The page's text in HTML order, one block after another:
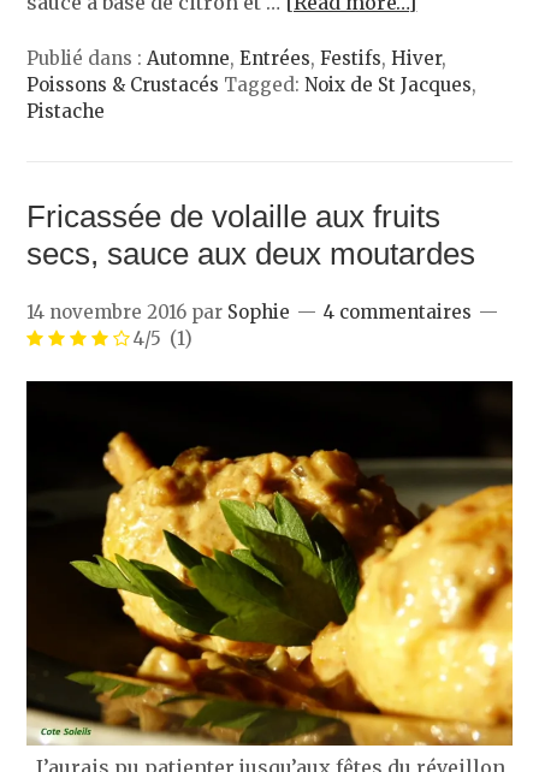
Publié dans :Automne,Entrées,Festifs,Hiver,
Poissons & Crustacés Tagged:Noix de St Jacques,
Pistache
Fricassée de volaille aux fruits
secs, sauce aux deux moutardes
14 novembre 2016 par Sophie
4 commentaires
4/5 (1)
J’aurais pu patienter jusqu’aux fêtes du réveillon